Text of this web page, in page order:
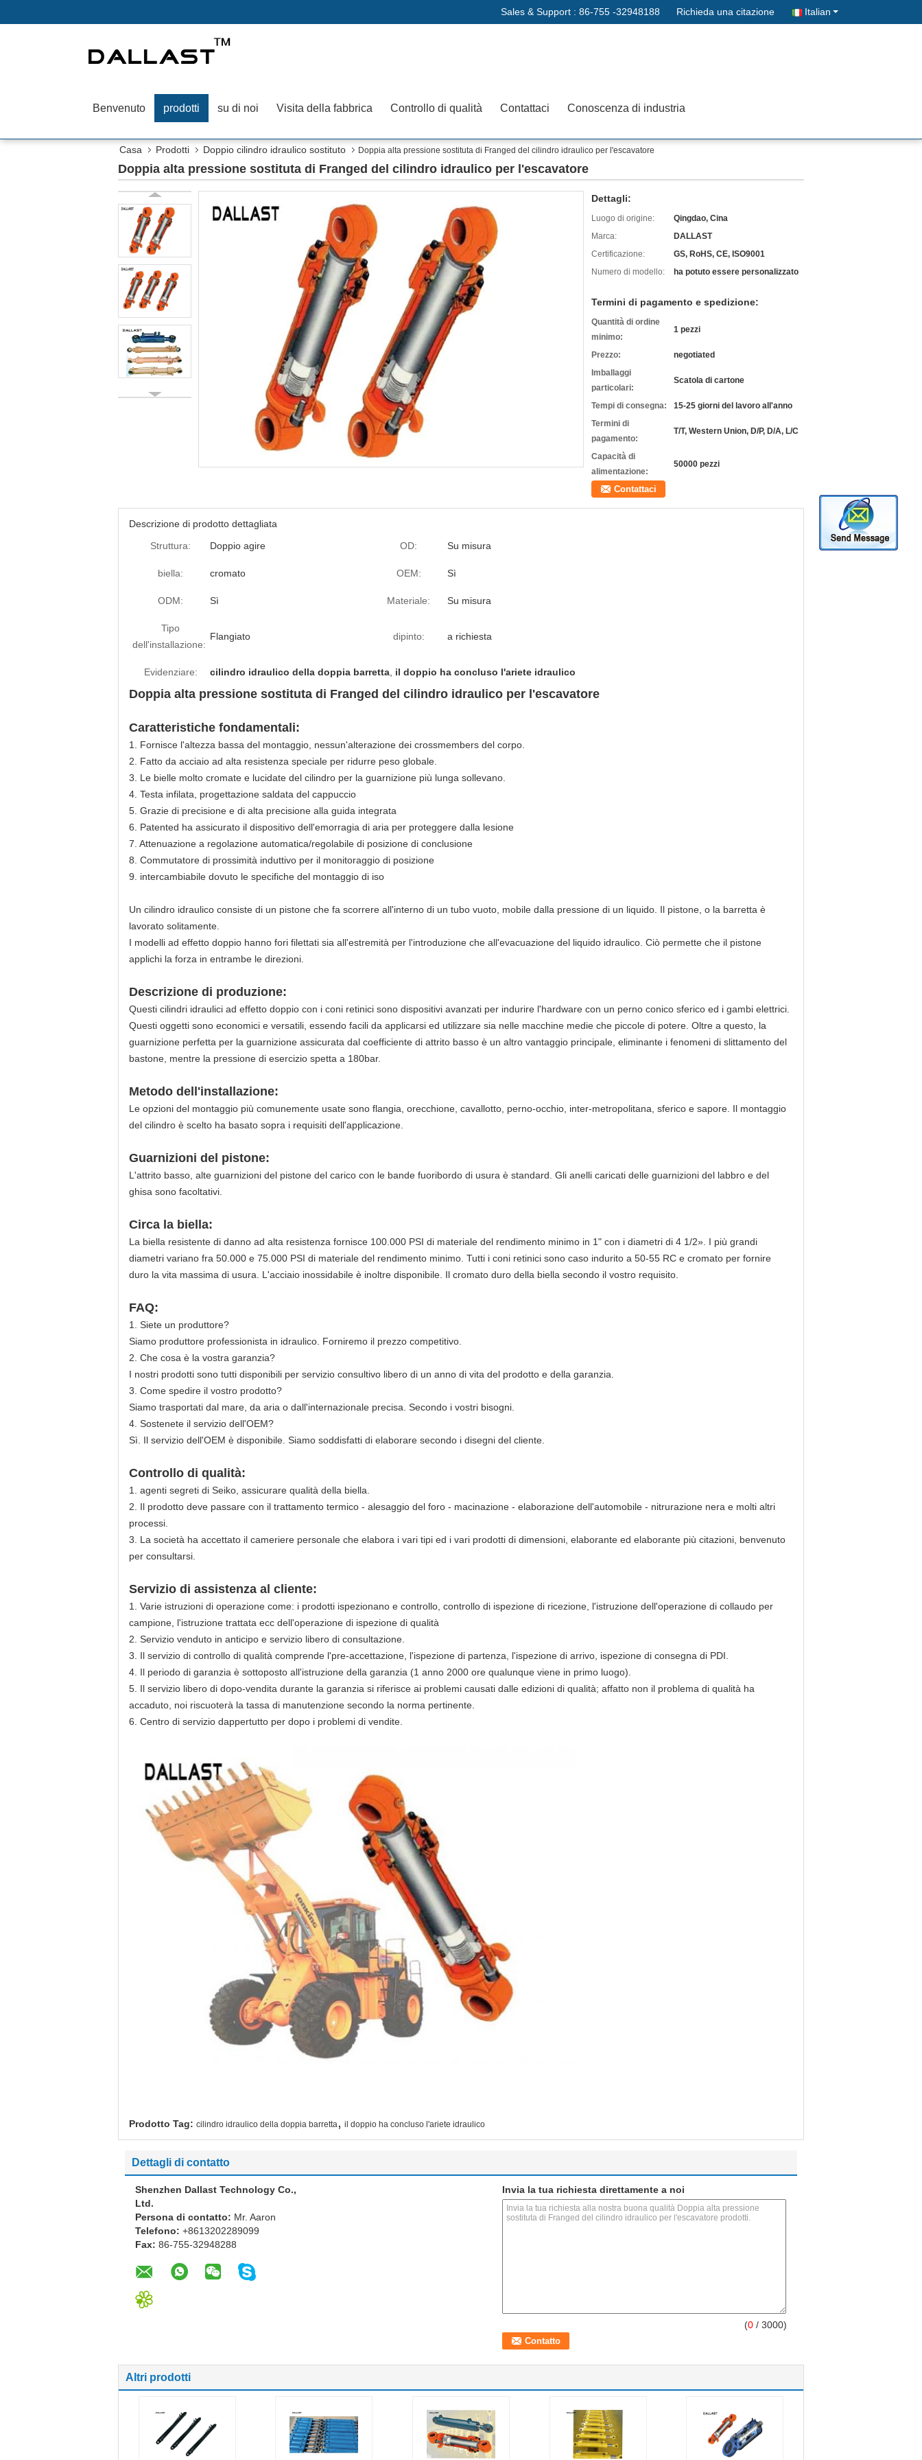
Sales & Support : 86-755 -32948188 Richieda una citazione Italian
Benvenuto prodotti su di noi Visita della fabbrica Controllo di qualità Contattaci Conoscenza di industria
Casa Prodotti Doppio cilindro idraulico sostituto Doppia alta pressione sostituta di Franged del cilindro idraulico per l'escavatore
Doppia alta pressione sostituta di Franged del cilindro idraulico per l'escavatore
Dettagli:
Luogo di origine:
Qingdao, Cina
Marca:
DALLAST
Certificazione:
GS, RoHS, CE, ISO9001
Numero di modello:
ha potuto essere personalizzato
Termini di pagamento e spedizione:
Quantità di ordine
minimo:
1 pezzi
Prezzo:
negotiated
Imballaggi
particolari:
Scatola di cartone
Tempi di consegna:
15-25 giorni del lavoro all'anno
Termini di
pagamento:
T/T, Western Union, D/P, D/A, L/C
Capacità di
alimentazione:
50000 pezzi
Contattaci
Descrizione di prodotto dettagliata
Struttura:
Doppio agire OD: Su misura
biella: cromato OEM: Sì
ODM: Sì Materiale: Su misura
Tipo
dell'installazione:
Flangiato dipinto: a richiesta
Evidenziare: cilindro idraulico della doppia barretta il doppio ha concluso l'ariete idraulico
Doppia alta pressione sostituta di Franged del cilindro idraulico per l'escavatore
Caratteristiche fondamentali:
1. Fornisce l'altezza bassa del montaggio, nessun'alterazione dei crossmembers del corpo.
2. Fatto da acciaio ad alta resistenza speciale per ridurre peso globale.
3. Le bielle molto cromate e lucidate del cilindro per la guarnizione più lunga sollevano.
4. Testa infilata, progettazione saldata del cappuccio
5. Grazie di precisione e di alta precisione alla guida integrata
6. Patented ha assicurato il dispositivo dell'emorragia di aria per proteggere dalla lesione
7. Attenuazione a regolazione automatica/regolabile di posizione di conclusione
8. Commutatore di prossimità induttivo per il monitoraggio di posizione
9. intercambiabile dovuto le specifiche del montaggio di iso
Un cilindro idraulico consiste di un pistone che fa scorrere all'interno di un tubo vuoto, mobile dalla pressione di un liquido. Il pistone, o la barretta è
lavorato solitamente.
I modelli ad effetto doppio hanno fori filettati sia all'estremità per l'introduzione che all'evacuazione del liquido idraulico. Ciò permette che il pistone
applichi la forza in entrambe le direzioni.
Descrizione di produzione:
Questi cilindri idraulici ad effetto doppio con i coni retinici sono dispositivi avanzati per indurire l'hardware con un perno conico sferico ed i gambi elettrici.
Questi oggetti sono economici e versatili, essendo facili da applicarsi ed utilizzare sia nelle macchine medie che piccole di potere. Oltre a questo, la
guarnizione perfetta per la guarnizione assicurata dal coefficiente di attrito basso è un altro vantaggio principale, eliminante i fenomeni di slittamento del
bastone, mentre la pressione di esercizio spetta a 180bar.
Metodo dell'installazione:
Le opzioni del montaggio più comunemente usate sono flangia, orecchione, cavallotto, perno-occhio, inter-metropolitana, sferico e sapore. Il montaggio
del cilindro è scelto ha basato sopra i requisiti dell'applicazione.
Guarnizioni del pistone:
L'attrito basso , alte guarnizioni del pistone del carico con le bande fuoribordo di usura è standard. Gli anelli caricati delle guarnizioni del labbro e del
ghisa sono facoltativi.
Circa la biella:
La biella resistente di danno ad alta resistenza fornisce 100.000 PSI di materiale del rendimento minimo in 1" con i diametri di 4 1/2». I più grandi
diametri variano fra 50.000 e 75.000 PSI di materiale del rendimento minimo. Tutti i coni retinici sono caso indurito a 50-55 RC e cromato per fornire
duro la vita massima di usura. L'acciaio inossidabile è inoltre disponibile. Il cromato duro della biella secondo il vostro requisito.
FAQ:
1. Siete un produttore?
Siamo produttore professionista in idraulico. Forniremo il prezzo competitivo.
2. Che cosa è la vostra garanzia?
I nostri prodotti sono tutti disponibili per servizio consultivo libero di un anno di vita del prodotto e della garanzia.
3. Come spedire il vostro prodotto?
Siamo trasportati dal mare, da aria o dall'internazionale precisa. Secondo i vostri bisogni.
4. Sostenete il servizio dell'OEM?
Sì. Il servizio dell'OEM è disponibile. Siamo soddisfatti di elaborare secondo i disegni del cliente.
Controllo di qualità:
1. agenti segreti di Seiko, assicurare qualità della biella.
2. Il prodotto deve passare con il trattamento termico - alesaggio del foro - macinazione - elaborazione dell'automobile - nitrurazione nera e molti altri
processi.
3. La società ha accettato il cameriere personale che elabora i vari tipi ed i vari prodotti di dimensioni, elaborante ed elaborante più citazioni, benvenuto
per consultarsi.
Servizio di assistenza al cliente:
1. Varie istruzioni di operazione come: i prodotti ispezionano e controllo, controllo di ispezione di ricezione, l'istruzione dell'operazione di collaudo per
campione, l'istruzione trattata ecc dell'operazione di ispezione di qualità
2. Servizio venduto in anticipo e servizio libero di consultazione.
3. Il servizio di controllo di qualità comprende l'pre-accettazione, l'ispezione di partenza, l'ispezione di arrivo, ispezione di consegna di PDI.
4. Il periodo di garanzia è sottoposto all'istruzione della garanzia (1 anno 2000 ore qualunque viene in primo luogo).
5. Il servizio libero di dopo-vendita durante la garanzia si riferisce ai problemi causati dalle edizioni di qualità; affatto non il problema di qualità ha
accaduto, noi riscuoterà la tassa di manutenzione secondo la norma pertinente.
6. Centro di servizio dappertutto per dopo i problemi di vendite.
Prodotto Tag: cilindro idraulico della doppia barretta, il doppio ha concluso l'ariete idraulico
Dettagli di contatto
Shenzhen Dallast Technology Co.,
Ltd.
Persona di contatto: Mr. Aaron
Telefono: +8613202289099
Fax: 86-755-32948288
Invia la tua richiesta direttamente a noi
(0 / 3000)
Altri prodotti